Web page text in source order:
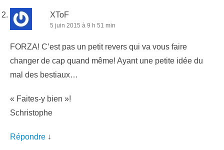
XToF
5 juin 2015 à 9 h 51 min
FORZA! C’est pas un petit revers qui va vous faire
changer de cap quand même! Ayant une petite idée du
mal des bestiaux…
« Faites-y bien »!
Schristophe
Répondre ↓